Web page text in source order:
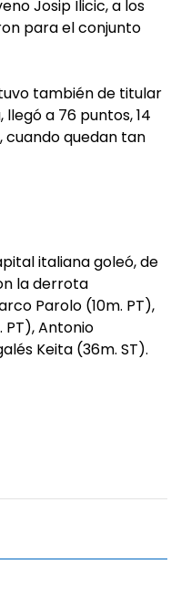
Josip Ilicic, a los
para el conjunto
también de titular
a 76 puntos, 14
cuando quedan tan
italiana goleó, de
la derrota
Parolo (10m. PT),
PT), Antonio
Keita (36m. ST).